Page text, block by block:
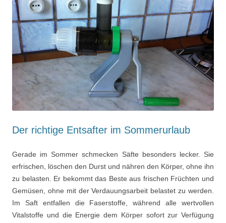
Der richtige Entsafter im Sommerurlaub
Gerade im Sommer schmecken Säfte besonders lecker. Sie
erfrischen, löschen den Durst und nähren den Körper, ohne ihn
zu belasten. Er bekommt das Beste aus frischen Früchten und
Gemüsen, ohne mit der Verdauungsarbeit belastet zu werden.
Im Saft entfallen die Faserstoffe, während alle wertvollen
Vitalstoffe und die Energie dem Körper sofort zur Verfügung